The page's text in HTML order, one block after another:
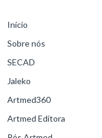
Início
Sobre nós
SECAD
Jaleko
Artmed360
Artmed Editora